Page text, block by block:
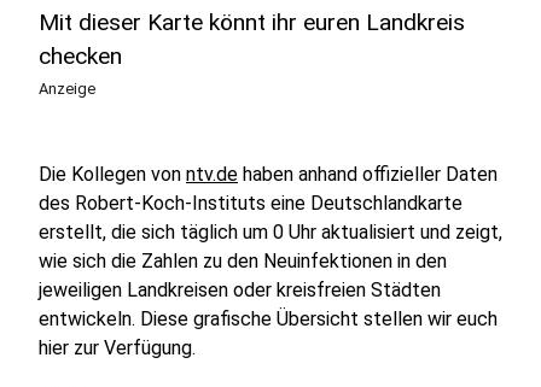
Mit dieser Karte könnt ihr euren Landkreis
checken
Anzeige
Die Kollegen von ntv.de haben anhand offizieller Daten
des Robert-Koch-Instituts eine Deutschlandkarte
erstellt, die sich täglich um 0 Uhr aktualisiert und zeigt,
wie sich die Zahlen zu den Neuinfektionen in den
jeweiligen Landkreisen oder kreisfreien Städten
entwickeln. Diese grafische Übersicht stellen wir euch
hier zur Verfügung.